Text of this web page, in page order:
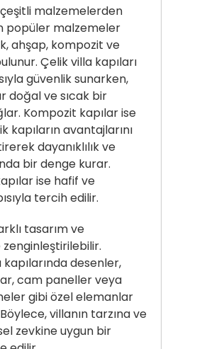
çeşitli malzemelerden
popüler malzemeler
ahşap, kompozit ve
Çelik villa kapıları
güvenlik sunarken,
doğal ve sıcak bir
Kompozit kapılar ise
kapıların avantajlarını
dayanıklılık ve
bir denge kurar.
ise hafif ve
tercih edilir.
tasarım ve
desenler,
cam paneller veya
gibi özel elemanlar
villanın tarzına ve
zevkine uygun bir